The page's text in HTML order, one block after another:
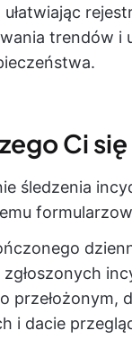
trendów i
Ci
śledzenia
przełożonym,
i dacie